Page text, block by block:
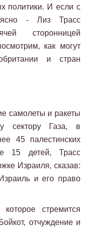
политики. И если с
- Лиз Трасс
сторонницей
как могут
и стран
самолеты и ракеты
сектору Газа, в
45 палестинских
15 детей, Трасс
Израиля, сказав:
и его право
которое стремится
отчуждение и